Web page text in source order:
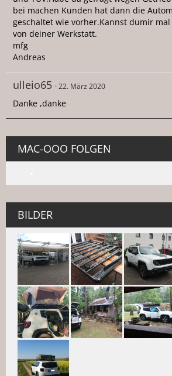
bei machen Kunden hat dann die
geschaltet wie vorher.Kannst dumir
von deiner Werkstatt.
mfg
Andreas
ulleio65 22. März 2020
Danke ,danke
MAC-OOO FOLGEN
BILDER